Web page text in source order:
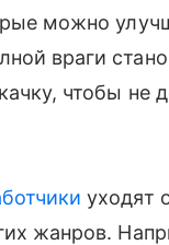
можно
враги
чтобы не
уходят
жанров.